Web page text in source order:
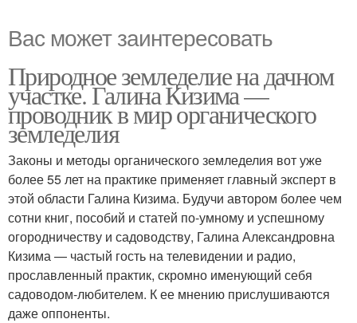
Вас может заинтересовать
Природное земледелие на дачном
участке. Галина Кизима —
проводник в мир органического
земледелия
Законы и методы органического земледелия вот уже
более 55 лет на практике применяет главный эксперт в
этой области Галина Кизима. Будучи автором более чем
сотни книг, пособий и статей по-умному и успешному
огородничеству и садоводству, Галина Александровна
Кизима — частый гость на телевидении и радио,
прославленный практик, скромно именующий себя
садоводом-любителем. К ее мнению прислушиваются
даже оппоненты.